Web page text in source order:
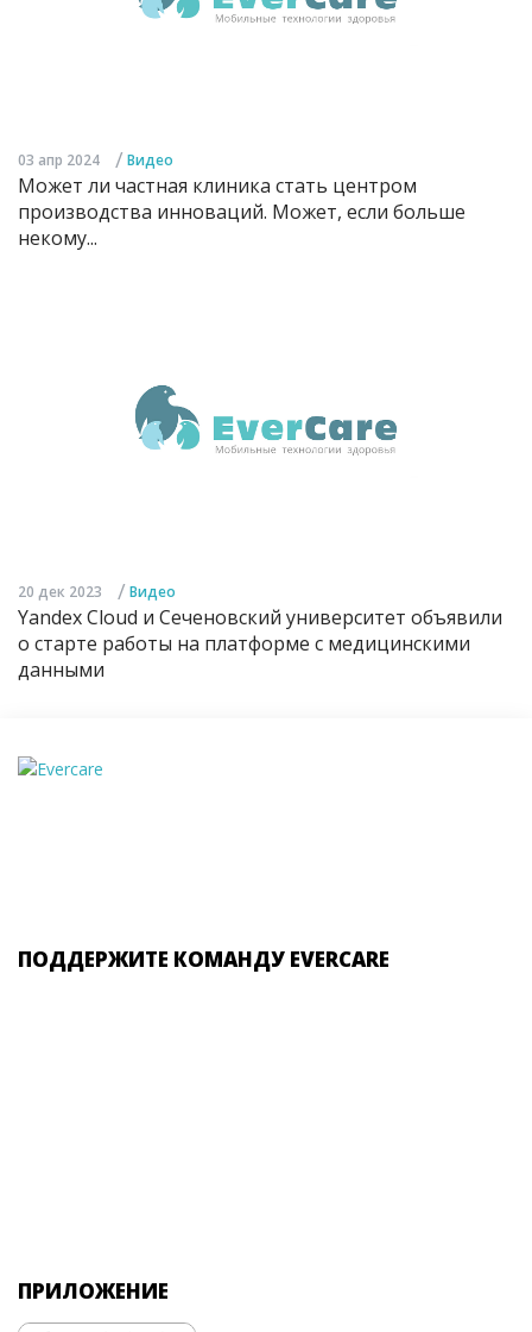
03 апр 2024 / Видео
Может ли частная клиника стать центром
производства инноваций. Может, если больше
некому...
20 дек 2023 / Видео
Yandex Cloud и Сеченовский университет объявили
о старте работы на платформе с медицинскими
данными
ПОДДЕРЖИТЕ КОМАНДУ EVERCARE
ПРИЛОЖЕНИЕ